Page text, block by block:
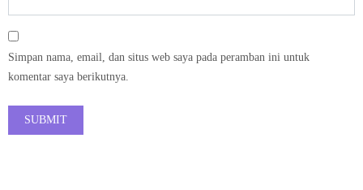
Simpan nama, email, dan situs web saya pada peramban ini untuk
komentar saya berikutnya.